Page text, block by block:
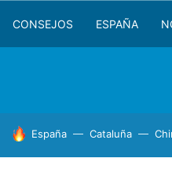
CONSEJOS ESPAÑA
HOY SE HABLA DE
España Cataluña